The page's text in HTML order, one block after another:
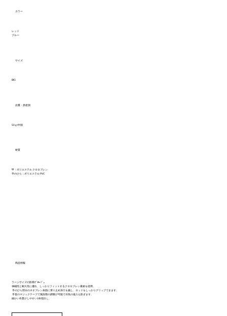
カラー
レッド
ブルー
サイズ
BIG
自重・原産国
50ｇ/中国
材質
甲：ポリエステル クロロプレン
手のひら：ポリエステル PVC
商品情報
ラージサイズの防寒ｸﾞﾛｰﾌﾞ。
伸縮性と耐久性に優れ、しっかりフィットするクロロプレン素材を使用。
手のひら部分のネオプレン表面に滑り止め加工を施し、ロッドをしっかりグリップできます。
手首のマジックテープで無段階の調整が可能で冷気の侵入も防ぎます。
細かい作業がしやすい3本指出し。